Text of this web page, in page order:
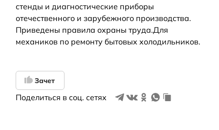
стенды и диагностические приборы
отечественного и зарубежного производства.
Приведены правила охраны труда.Для
механиков по ремонту бытовых холодильников.
Зачет
Поделиться в соц. сетях